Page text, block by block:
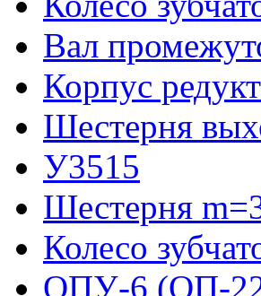
Вал
Корпус
Шестерня
У3515
Шестерня
Колесо
ОПУ-6 (ОП-